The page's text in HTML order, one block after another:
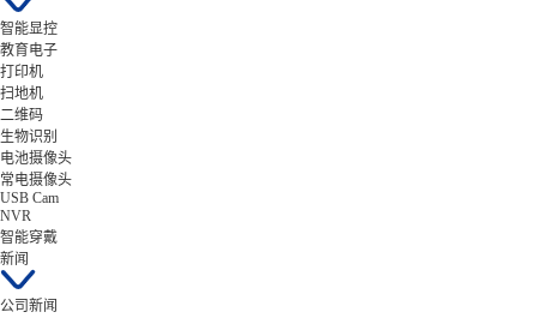
智能显控
教育电子
打印机
扫地机
二维码
生物识别
电池摄像头
常电摄像头
USB Cam
NVR
智能穿戴
新闻
公司新闻